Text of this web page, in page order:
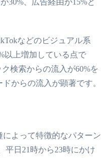
などのビジュアル系
以上増加している点で
検索からの流入が60%を
からの流入が顕著です。
よって特徴的なパターン
平日21時から23時にかけ